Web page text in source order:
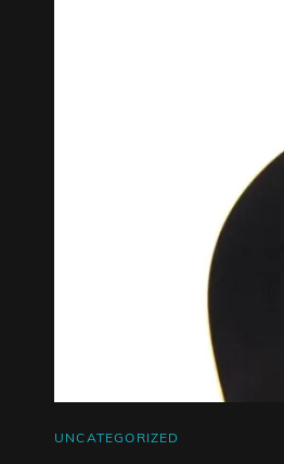
CAT
UNCATEGORIZED